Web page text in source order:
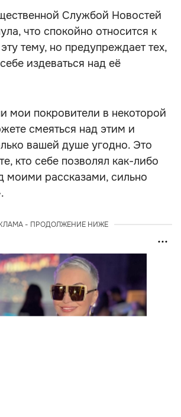
Службой Новостей
что спокойно относится к
тему, но предупреждает тех,
издеваться над её
мои покровители в некоторой
смеяться над этим и
вашей душе угодно. Это
кто себе позволял как-либо
моими рассказами, сильно
- ПРОДОЛЖЕНИЕ НИЖЕ